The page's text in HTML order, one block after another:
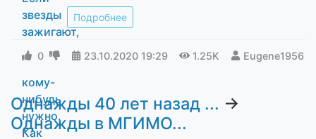
Подробнее
0 23.10.2020 19:29 1.25K Eugene1956
Однажды 40 лет назад ... →
Однажды в МГИМО...